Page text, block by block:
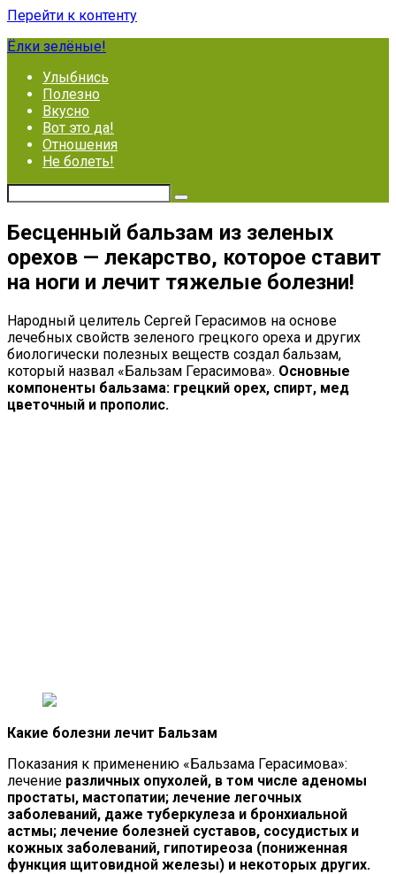
Перейти к контенту
Ёлки зелёные!
Улыбнись
Полезно
Вкусно
Вот это да!
Отношения
Не болеть!
Бесценный бальзам из зеленых
орехов — лекарство, которое ставит
на ноги и лечит тяжелые болезни!
Народный целитель Сергей Герасимов на основе
лечебных свойств зеленого грецкого ореха и других
биологически полезных веществ создал бальзам,
который назвал «Бальзам Герасимова». Основные
компоненты бальзама: грецкий орех, спирт, мед
цветочный и прополис.
Какие болезни лечит Бальзам
Показания к применению «Бальзама Герасимова»:
лечение различных опухолей, в том числе аденомы
простаты, мастопатии; лечение легочных
заболеваний, даже туберкулеза и бронхиальной
астмы; лечение болезней суставов, сосудистых и
кожных заболеваний, гипотиреоза (пониженная
функция щитовидной железы) и некоторых других.